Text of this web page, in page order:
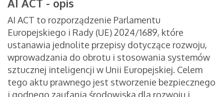
AI ACT - opis
AI ACT to rozporządzenie Parlamentu
Europejskiego i Rady (UE) 2024/1689, które
ustanawia jednolite przepisy dotyczące rozwoju,
wprowadzania do obrotu i stosowania systemów
sztucznej inteligencji w Unii Europejskiej. Celem
tego aktu prawnego jest stworzenie bezpiecznego
i godnego zaufania środowiska dla rozwoju i